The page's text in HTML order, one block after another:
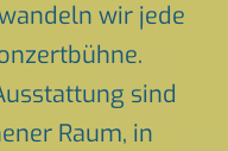
wir jede
sind
Raum, in